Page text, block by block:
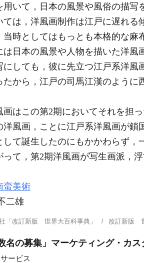
用いて，日本の風景や風俗の描
ては，洋風画制作は江戸に遅れる
当時としてはもっとも本格的な
は日本の風景や人物を描いた洋
にしても，彼に先立つ江戸系洋
たから，江戸の司馬江漢のよう
はこの第2期においてそれを担
洋風画，ことに江戸系洋風画が
して誕生したのにもかかわらず
って，第2期洋風画が写生画派，
蛮美術
二雄
「改訂新版 世界大百科事典」 改訂新版
名の募集」マーケティング・カ
ービス